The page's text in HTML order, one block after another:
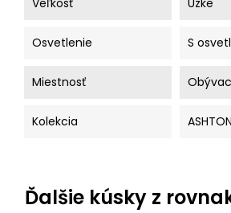
Veľkosť Úzke
Osvetlenie S
Miestnosť
Kolekcia ASHTON
Ďalšie kúsky z